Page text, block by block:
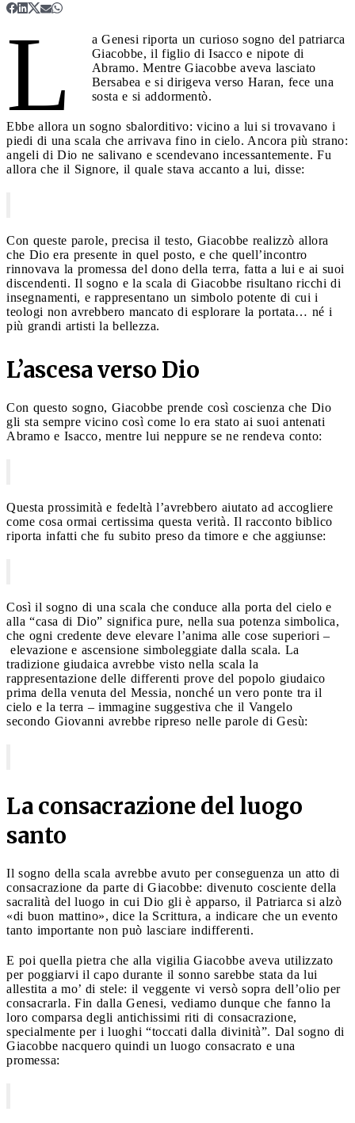
L
a Genesi riporta un curioso sogno del patriarca
Giacobbe, il figlio di Isacco e nipote di
Abramo. Mentre Giacobbe aveva lasciato
Bersabea e si dirigeva verso Haran, fece una
sosta e si addormentò.
Ebbe allora un sogno sbalorditivo: vicino a lui si trovavano i
piedi di una scala che arrivava fino in cielo. Ancora più strano:
angeli di Dio ne salivano e scendevano incessantemente. Fu
allora che il Signore, il quale stava accanto a lui, disse:
Con queste parole, precisa il testo, Giacobbe realizzò allora
che Dio era presente in quel posto, e che quell’incontro
rinnovava la promessa del dono della terra, fatta a lui e ai suoi
discendenti. Il sogno e la scala di Giacobbe risultano ricchi di
insegnamenti, e rappresentano un simbolo potente di cui i
teologi non avrebbero mancato di esplorare la portata… né i
più grandi artisti la bellezza.
L’ascesa verso Dio
Con questo sogno, Giacobbe prende così coscienza che Dio
gli sta sempre vicino così come lo era stato ai suoi antenati
Abramo e Isacco, mentre lui neppure se ne rendeva conto:
Questa prossimità e fedeltà l’avrebbero aiutato ad accogliere
come cosa ormai certissima questa verità. Il racconto biblico
riporta infatti che fu subito preso da timore e che aggiunse:
Così il sogno di una scala che conduce alla porta del cielo e
alla “casa di Dio” significa pure, nella sua potenza simbolica,
che ogni credente deve elevare l’anima alle cose superiori –
elevazione e ascensione simboleggiate dalla scala. La
tradizione giudaica avrebbe visto nella scala la
rappresentazione delle differenti prove del popolo giudaico
prima della venuta del Messia, nonché un vero ponte tra il
cielo e la terra – immagine suggestiva che il Vangelo
secondo Giovanni avrebbe ripreso nelle parole di Gesù:
La consacrazione del luogo
santo
Il sogno della scala avrebbe avuto per conseguenza un atto di
consacrazione da parte di Giacobbe: divenuto cosciente della
sacralità del luogo in cui Dio gli è apparso, il Patriarca si alzò
«di buon mattino», dice la Scrittura, a indicare che un evento
tanto importante non può lasciare indifferenti.
E poi quella pietra che alla vigilia Giacobbe aveva utilizzato
per poggiarvi il capo durante il sonno sarebbe stata da lui
allestita a mo’ di stele: il veggente vi versò sopra dell’olio per
consacrarla. Fin dalla Genesi, vediamo dunque che fanno la
loro comparsa degli antichissimi riti di consacrazione,
specialmente per i luoghi “toccati dalla divinità”. Dal sogno di
Giacobbe nacquero quindi un luogo consacrato e una
promessa: